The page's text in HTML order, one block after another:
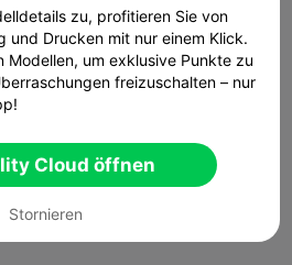
zu, profitieren Sie von
und Drucken mit nur einem Klick.
Modellen, um exklusive Punkte zu
freizuschalten – nur
Cloud öffnen
Stornieren